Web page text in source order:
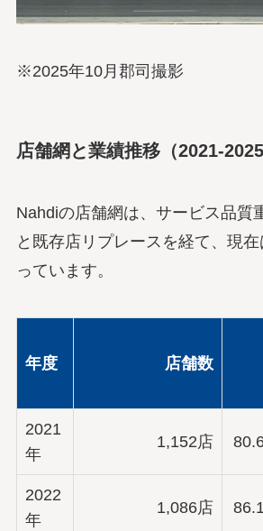
※2025年10月郡司撮影
店舗網と業績推移（2021-2025
Nahdiの店舗網は、サービス品質
と既存店リプレースを経て、現
っています。
年度 店舗数
2021
年
1,152店
2022
年
1,086店